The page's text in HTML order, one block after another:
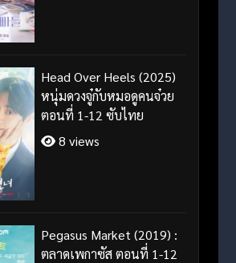
Head Over Heels (2025)
หนุ่มดวงจู๋กับหมอดูคนจ๋วย
ตอนที่ 1-12 ซับไทย
8 views
Pegasus Market (2019) :
ตลาดเพกาซัส ตอนที่ 1-12